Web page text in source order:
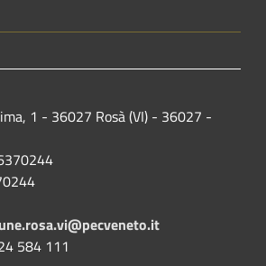
1 - 36027 Rosà (VI) - 36027 -
584 111